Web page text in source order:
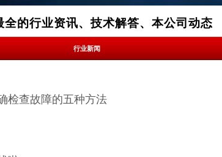
全的行业资讯、技术解答、本公司动态
行业新闻
检查故障的五种方法